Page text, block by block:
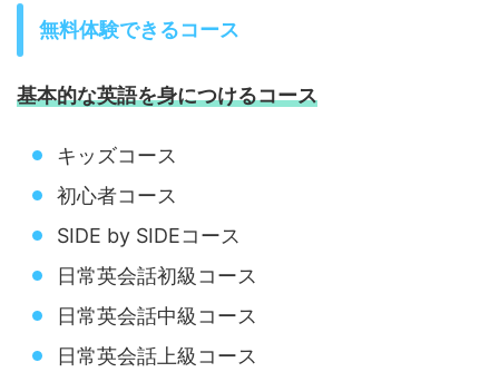
無料体験できるコース
基本的な英語を身につけるコース
キッズコース
初心者コース
SIDE by SIDEコース
日常英会話初級コース
日常英会話中級コース
日常英会話上級コース